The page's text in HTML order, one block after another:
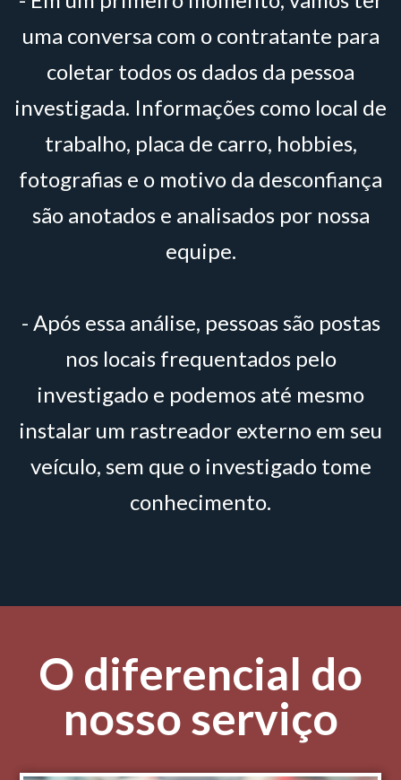
uma conversa com o contratante para
coletar todos os dados da pessoa
investigada. Informações como local de
trabalho, placa de carro, hobbies,
fotografias e o motivo da desconfiança
são anotados e analisados por nossa
equipe.
- Após essa análise, pessoas são postas
nos locais frequentados pelo
investigado e podemos até mesmo
instalar um rastreador externo em seu
veículo, sem que o investigado tome
conhecimento.
O diferencial do
nosso serviço